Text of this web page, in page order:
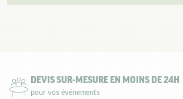
DEVIS SUR-MESURE EN MOINS DE 24H
pour vos événements